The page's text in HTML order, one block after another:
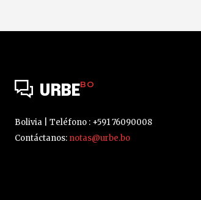
URBEBO
Bolivia | Teléfono : +591 76090008
Contáctanos: notas@urbe.bo